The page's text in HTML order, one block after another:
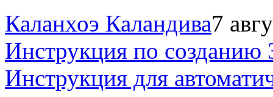
Каланхоэ Каландива7
Инструкция по созданию
Инструкция для